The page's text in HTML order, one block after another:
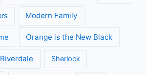
Modern Family
Orange is the New Black
Riverdale Sherlock